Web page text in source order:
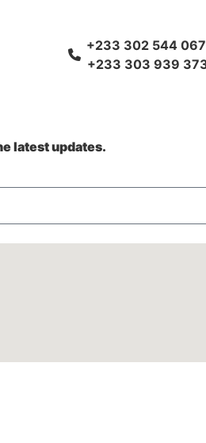
+233 302 544
+233 303 939
latest updates.